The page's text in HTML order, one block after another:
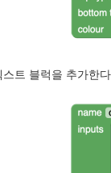
트 블럭을 추가한